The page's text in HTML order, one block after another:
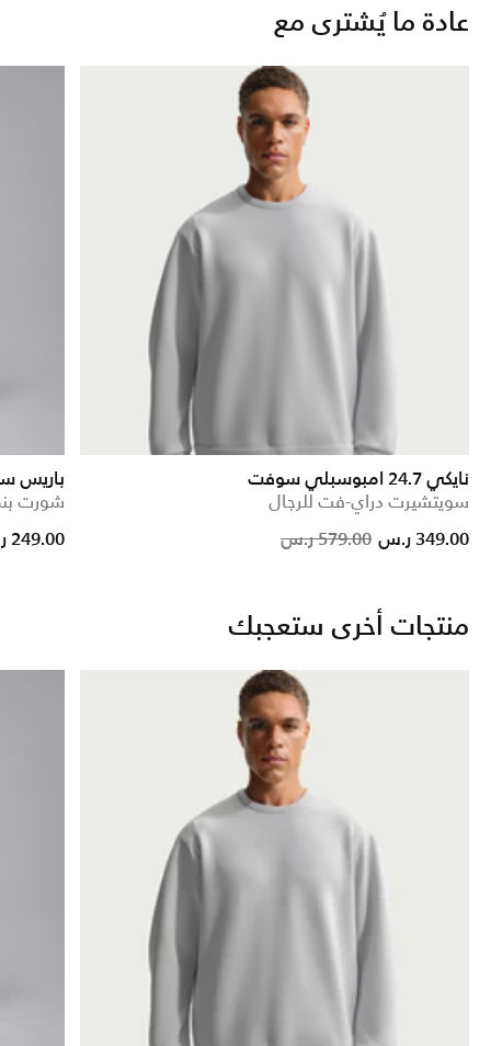
عادة ما يُشترى مع
نايكي 24.7 امبوسبلي سوفت
سويتشيرت دراي-فت للرجال
Price 579.00 ر.س to
349.00 ر.س
باريس
شورت
Price reduced from
to
249.00 ر.س
منتجات أخرى ستعجبك